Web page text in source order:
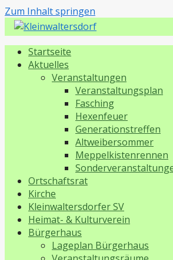
Zum Inhalt springen
Kleinwaltersdorf
Startseite
Aktuelles
Veranstaltungen
Veranstaltungsplan
Fasching
Hexenfeuer
Generationstreffen
Altweibersommer
Meppelkistenrennen
Ortschaftsrat
Kirche
Kleinwaltersdorfer SV
Heimat- & Kulturverein
Bürgerhaus
Lageplan Bürgerhaus